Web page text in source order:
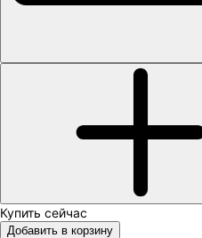
Добавить в корзину